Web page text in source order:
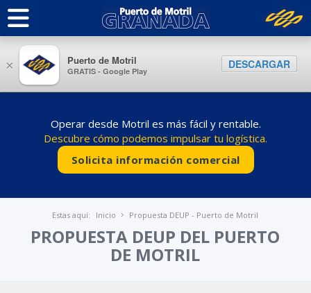
Operar desde Motril es más fácil y rentable.
Descubre cómo podemos impulsar tu logística.
Solicita información comercial
Estas aquí: Inicio Propuesta DEUP - Puerto de Motril
PROPUESTA DEUP DEL PUERTO
DE MOTRIL
× Puerto de Motril
GRATIS - Google Play
DESCARGAR